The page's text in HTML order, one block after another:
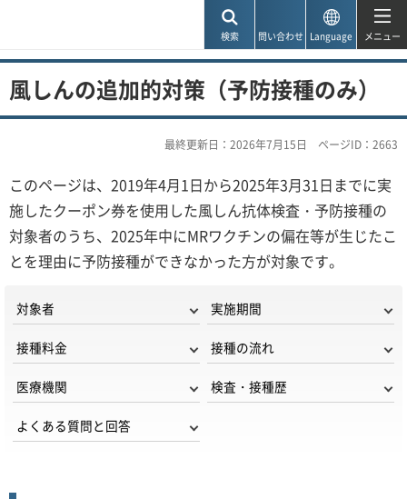
検索 問い合わせ Language メニュー
風しんの追加的対策（予防接種のみ）
最終更新日：2026年7月15日 ページID：2663
このページは、2019年4月1日から2025年3月31日までに実
施したクーポン券を使用した風しん抗体検査・予防接種の
対象者のうち、2025年中にMRワクチンの偏在等が生じたこ
とを理由に予防接種ができなかった方が対象です。
対象者 実施期間
接種料金 接種の流れ
医療機関 検査・接種歴
よくある質問と回答